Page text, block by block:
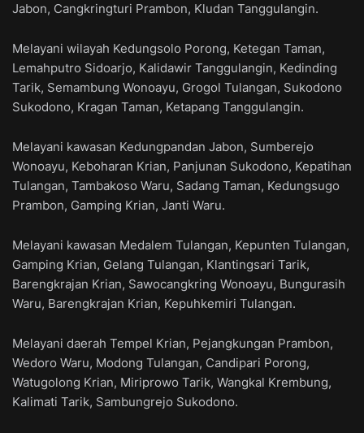
Jabon, Cangkringturi Prambon, Kludan Tanggulangin.
Melayani wilayah Kedungsolo Porong, Ketegan Taman,
Lemahputro Sidoarjo, Kalidawir Tanggulangin, Kedinding
Tarik, Semambung Wonoayu, Grogol Tulangan, Sukodono
Sukodono, Kragan Taman, Ketapang Tanggulangin.
Melayani kawasan Kedungpandan Jabon, Sumberejo
Wonoayu, Keboharan Krian, Panjunan Sukodono, Kepatihan
Tulangan, Tambakoso Waru, Sadang Taman, Kedungsugo
Prambon, Gamping Krian, Janti Waru.
Melayani kawasan Medalem Tulangan, Kepunten Tulangan,
Gamping Krian, Gelang Tulangan, Klantingsari Tarik,
Barengkrajan Krian, Sawocangkring Wonoayu, Bungurasih
Waru, Barengkrajan Krian, Kepuhkemiri Tulangan.
Melayani daerah Tempel Krian, Pejangkungan Prambon,
Wedoro Waru, Modong Tulangan, Candipari Porong,
Watugolong Krian, Miriprowo Tarik, Wangkal Krembung,
Kalimati Tarik, Sambungrejo Sukodono.